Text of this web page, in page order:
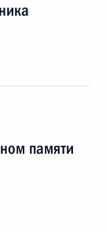
памяти